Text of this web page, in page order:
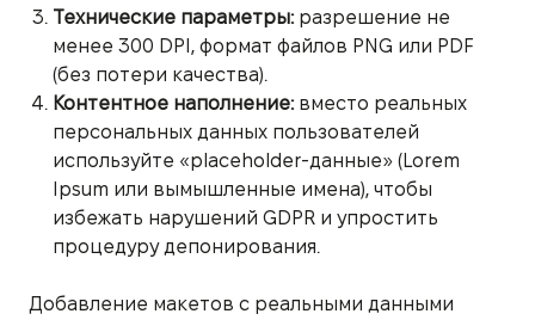
Технические параметры:разрешение не
менее 300 DPI, формат файлов PNG или PDF
(без потери качества).
Контентное наполнение:вместо реальных
персональных данных пользователей
используйте «placeholder-данные» (Lorem
Ipsum или вымышленные имена), чтобы
избежать нарушений GDPR и упростить
процедуру депонирования.
Добавление макетов с реальными данными